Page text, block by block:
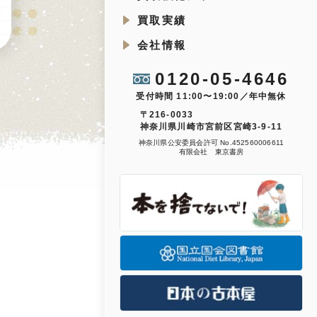
買取実績
会社情報
0120-05-4646
受付時間 11:00〜19:00／年中無休
〒216-0033
神奈川県川崎市宮前区宮崎3-9-11
神奈川県公安委員会許可 No.452560006611
有限会社 東京書房